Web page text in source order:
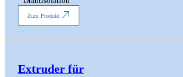
Zum Produkt
Extruder für